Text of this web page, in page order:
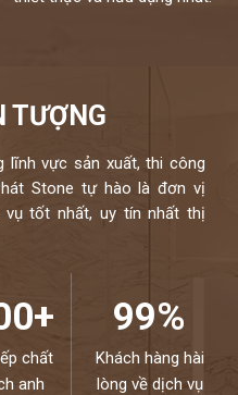
TƯỢNG
lĩnh vực sản xuất, thi công
Stone tự hào là đơn vị
vụ tốt nhất, uy tín nhất thị
chất
anh
99%
Khách hàng hài
lòng về dịch vụ